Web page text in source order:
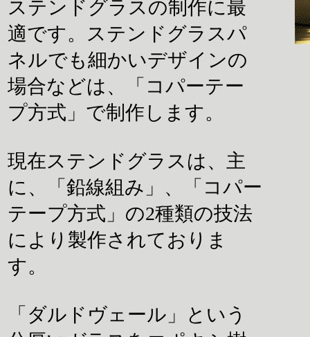
ステンドグラスの制作に最
適です。ステンドグラスパ
ネルでも細かいデザインの
場合などは、「コパーテー
プ方式」で制作します。
現在ステンドグラスは、主
に、「鉛線組み」、「コパー
テープ方式」の2種類の技法
により製作されておりま
す。
「ダルドヴェール」という